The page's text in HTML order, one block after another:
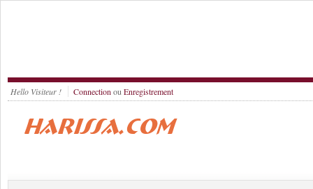
Hello Visiteur ! Connection ou Enregistrement